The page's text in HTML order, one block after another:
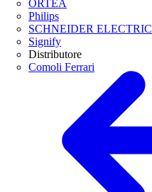
ORTEA
Philips
SCHNEIDER ELECTRIC
Signify
Distributore
Comoli Ferrari